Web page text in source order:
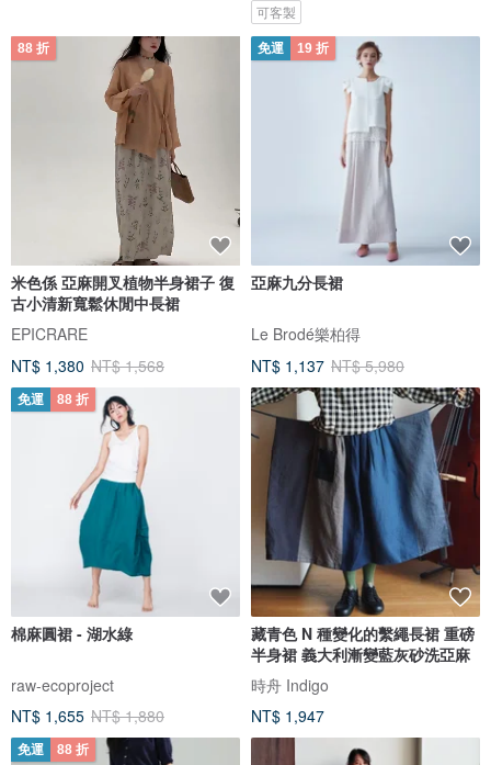
可客製
88 折
米色係 亞麻開叉植物半身裙子 復
古小清新寬鬆休閒中長裙
EPICRARE
NT$ 1,380 NT$ 1,568
免運 19 折
亞麻九分長裙
Le Brodé樂柏得
NT$ 1,137 NT$ 5,980
免運 88 折
棉麻圓裙 - 湖水綠
raw-ecoproject
NT$ 1,655 NT$ 1,880
藏青色 N 種變化的繫繩長裙 重磅
半身裙 義大利漸變藍灰砂洗亞麻
時舟 Indigo
NT$ 1,947
免運 88 折